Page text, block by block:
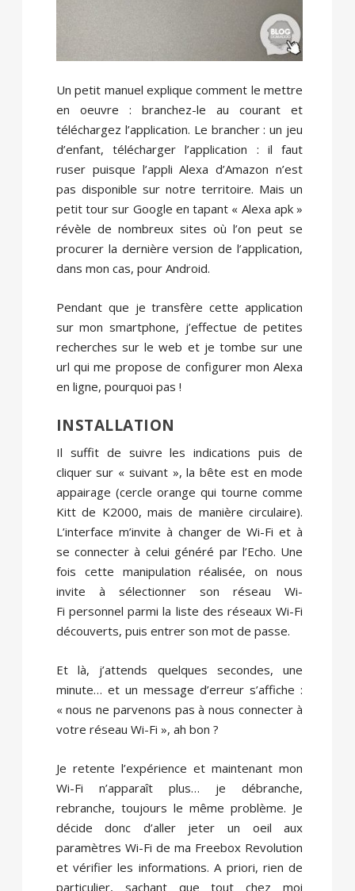
Un petit manuel explique comment le mettre
en oeuvre : branchez-le au courant et
téléchargez l’application. Le brancher : un jeu
d’enfant, télécharger l’application : il faut
ruser puisque l’appli Alexa d’Amazon n’est
pas disponible sur notre territoire. Mais un
petit tour sur Google en tapant « Alexa apk »
révèle de nombreux sites où l’on peut se
procurer la dernière version de l’application,
dans mon cas, pour Android.
Pendant que je transfère cette application
sur mon smartphone, j’effectue de petites
recherches sur le web et je tombe sur une
url qui me propose de configurer mon Alexa
en ligne, pourquoi pas !
INSTALLATION
Il suffit de suivre les indications puis de
cliquer sur « suivant », la bête est en mode
appairage (cercle orange qui tourne comme
Kitt de K2000, mais de manière circulaire).
L’interface m’invite à changer de Wi-Fi et à
se connecter à celui généré par l’Echo. Une
fois cette manipulation réalisée, on nous
invite à sélectionner son réseau Wi-
Fi personnel parmi la liste des réseaux Wi-Fi
découverts, puis entrer son mot de passe.
Et là, j’attends quelques secondes, une
minute… et un message d’erreur s’affiche :
« nous ne parvenons pas à nous connecter à
votre réseau Wi-Fi », ah bon ?
Je retente l’expérience et maintenant mon
Wi-Fi n’apparaît plus… je débranche,
rebranche, toujours le même problème. Je
décide donc d’aller jeter un oeil aux
paramètres Wi-Fi de ma Freebox Revolution
et vérifier les informations. A priori, rien de
particulier, sachant que tout chez moi